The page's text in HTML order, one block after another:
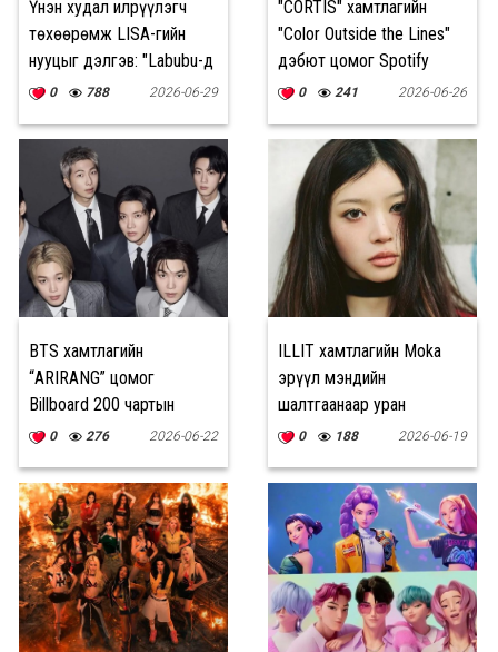
Үнэн худал илрүүлэгч
төхөөрөмж LISA-гийн
нууцыг дэлгэв: "Labubu-д
дургүй бол шууд Red
0 788 2026-06-29
"CORTIS" хамтлагийн
"Color Outside the Lines"
дэбют цомог Spotify
дээр 600 сая хандалт
0 241 2026-06-26
BTS хамтлагийн
“ARIRANG” цомог
Billboard 200 чартын
шилдэг 10-т багтла
0 276 2026-06-22
ILLIT хамтлагийн Moka
эрүүл мэндийн
шалтгаанаар уран
бүтээлээсээ түр
болжээ
0 188 2026-06-19